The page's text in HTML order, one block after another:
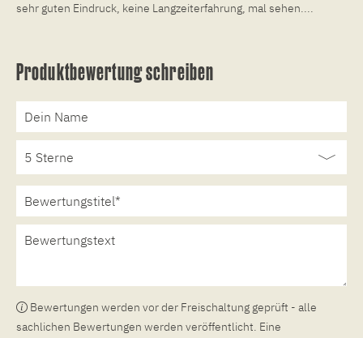
sehr guten Eindruck, keine Langzeiterfahrung, mal sehen....
Produktbewertung schreiben
Bewertungen werden vor der Freischaltung geprüft - alle
sachlichen Bewertungen werden veröffentlicht. Eine